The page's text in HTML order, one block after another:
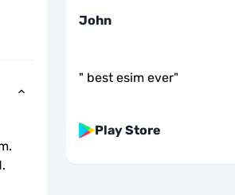
John
" best esim ever"
Play Store